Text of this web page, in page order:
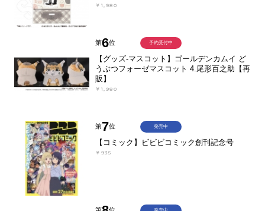
￥1,980
第6位
【グッズ-マスコット】ゴールデンカムイ ど
うぶつフォーゼマスコット 4.尾形百之助【再
販】
￥1,980
予約受付中
第7位
【コミック】ビビビコミック創刊記念号
￥935
発売中